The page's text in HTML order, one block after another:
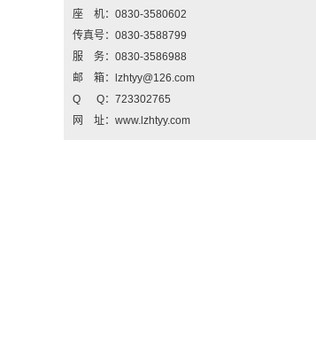
座 机：0830-3580602
传真号：0830-3588799
服 务：0830-3586988
邮 箱：lzhtyy@126.com
Q Q：723302765
网 址：www.lzhtyy.com